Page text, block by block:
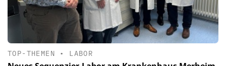
TOP-THEMEN • LABOR